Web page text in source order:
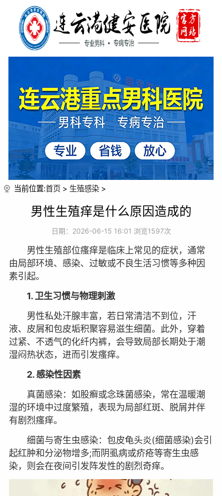
当前位置:首页 > 生殖感染 >
男性生殖痒是什么原因造成的
日期：2026-06-15 16:01 浏览1597次
男性生殖部位瘙痒是临床上常见的症状，通常
由局部环境、感染、过敏或不良生活习惯等多种因
素引起。
1. 卫生习惯与物理刺激
男性私处汗腺丰富，若日常清洁不到位，汗
液、皮屑和包皮垢积聚容易滋生细菌。此外，穿着
过紧、不透气的化纤内裤，会导致局部长期处于潮
湿闷热状态，进而引发瘙痒。
2. 感染性因素
真菌感染：如股癣或念珠菌感染，常在温暖潮
湿的环境中过度繁殖，表现为局部红斑、脱屑并伴
有剧烈瘙痒。
细菌与寄生虫感染：包皮龟头炎(细菌感染)会引
起红肿和分泌物增多;而阴虱病或疥疮等寄生虫感
染，则会在夜间引发阵发性的剧烈奇痒。